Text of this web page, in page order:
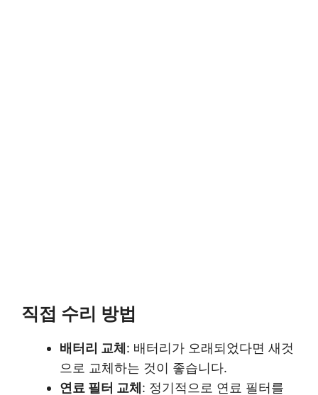
직접 수리 방법
배터리 교체 : 배터리가 오래되었다면 새것
으로 교체하는 것이 좋습니다.
연료 필터 교체 : 정기적으로 연료 필터를